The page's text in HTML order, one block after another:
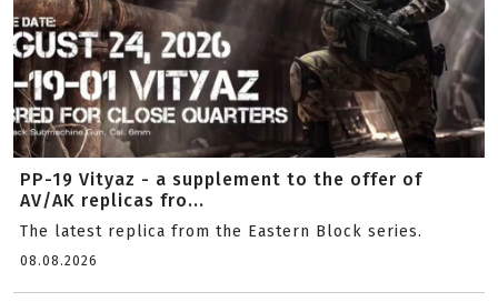
PP-19 Vityaz - a supplement to the offer of
AV/AK replicas fro...
The latest replica from the Eastern Block series.
08.08.2026